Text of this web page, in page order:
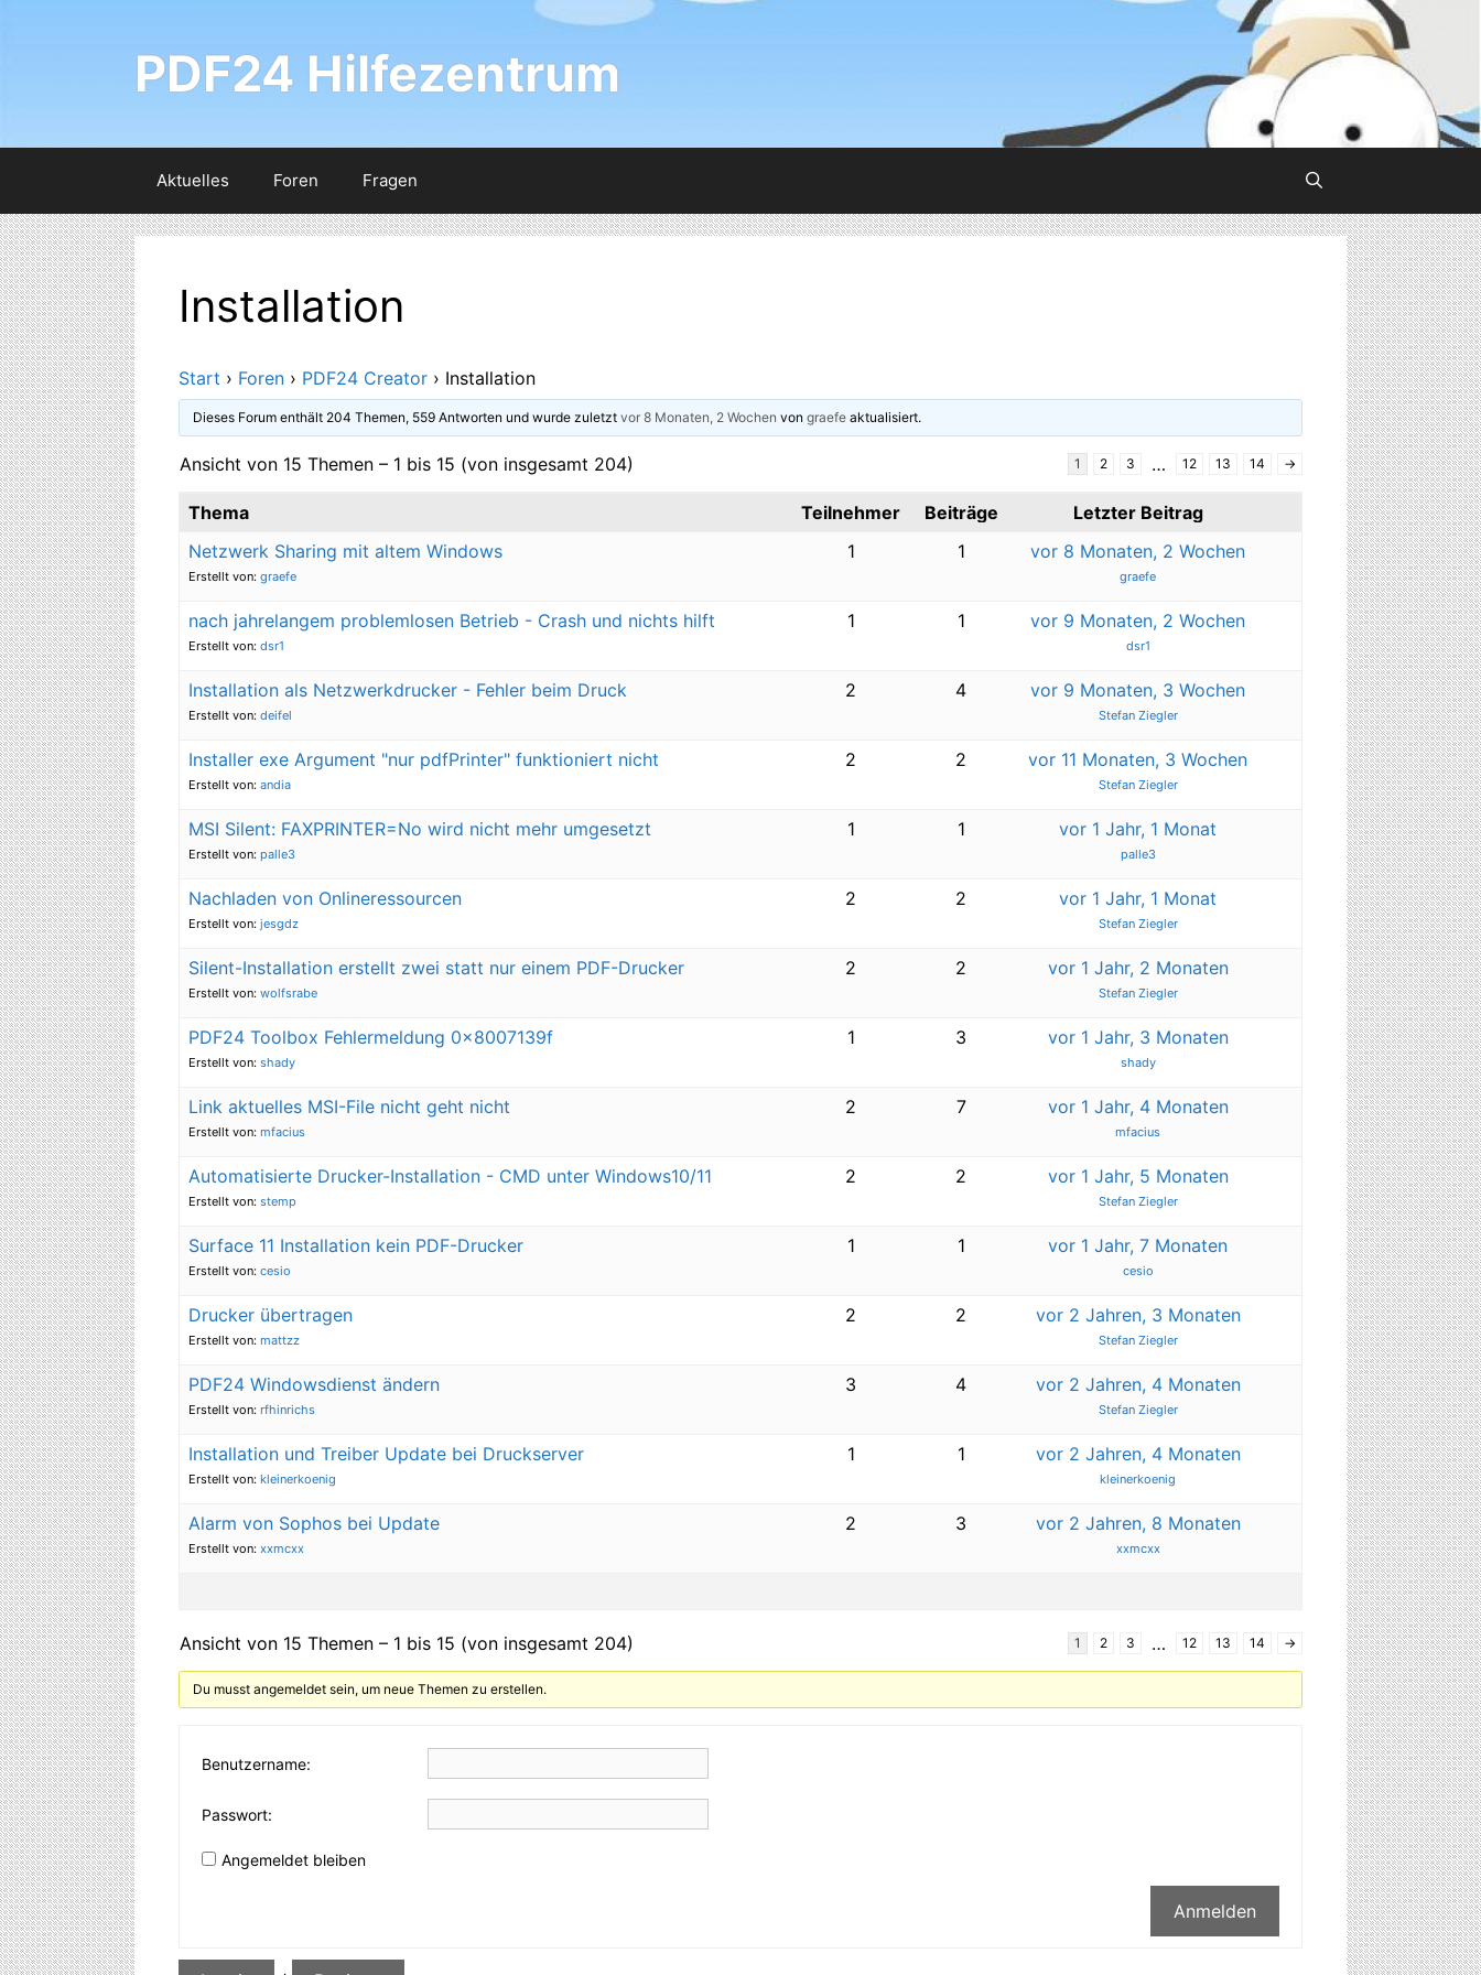
PDF24 Hilfezentrum
Aktuelles Foren Fragen
Installation
Start › Foren › PDF24 Creator › Installation
Dieses Forum enthält 204 Themen, 559 Antworten und wurde zuletzt vor 8 Monaten, 2 Wochen von graefeaktualisiert.
Ansicht von 15 Themen – 1 bis 15 (von insgesamt 204) 1 2 3 … 12 13 14 →
Thema Teilnehmer Beiträge
Letzter Beitrag
Netzwerk Sharing mit altem Windows
Erstellt von: graefe
1 1 vor 8 Monaten, 2 Wochen
graefe
nach jahrelangem problemlosen Betrieb - Crash und nichts hilft
Erstellt von: dsr1
1 1 vor 9 Monaten, 2 Wochen
dsr1
Installation als Netzwerkdrucker - Fehler beim Druck
Erstellt von: deifel
2 4 vor 9 Monaten, 3 Wochen
Stefan Ziegler
Installer exe Argument "nur pdfPrinter" funktioniert nicht
Erstellt von: andia
2 2 vor 11 Monaten, 3 Wochen
Stefan Ziegler
MSI Silent: FAXPRINTER=No wird nicht mehr umgesetzt
Erstellt von: palle3
1 1 vor 1 Jahr, 1 Monat
palle3
Nachladen von Onlineressourcen
Erstellt von: jesgdz
2 2 vor 1 Jahr, 1 Monat
Stefan Ziegler
Silent-Installation erstellt zwei statt nur einem PDF-Drucker
Erstellt von: wolfsrabe
2 2 vor 1 Jahr, 2 Monaten
Stefan Ziegler
PDF24 Toolbox Fehlermeldung 0x8007139f
Erstellt von: shady
1 3 vor 1 Jahr, 3 Monaten
shady
Link aktuelles MSI-File nicht geht nicht
Erstellt von: mfacius
2 7 vor 1 Jahr, 4 Monaten
mfacius
Automatisierte Drucker-Installation - CMD unter Windows10/11
Erstellt von: stemp
2 2 vor 1 Jahr, 5 Monaten
Stefan Ziegler
Surface 11 Installation kein PDF-Drucker
Erstellt von: cesio
1 1 vor 1 Jahr, 7 Monaten
cesio
Drucker übertragen
Erstellt von: mattzz
2 2 vor 2 Jahren, 3 Monaten
Stefan Ziegler
PDF24 Windowsdienst ändern
Erstellt von: rfhinrichs
3 4 vor 2 Jahren, 4 Monaten
Stefan Ziegler
Installation und Treiber Update bei Druckserver
Erstellt von: kleinerkoenig
1 1 vor 2 Jahren, 4 Monaten
kleinerkoenig
Alarm von Sophos bei Update
Erstellt von: xxmcxx
2 3 vor 2 Jahren, 8 Monaten
xxmcxx
Ansicht von 15 Themen – 1 bis 15 (von insgesamt 204) 1 2 3 … 12 13 14 →
Du musst angemeldet sein, um neue Themen zu erstellen.
Benutzername:
Passwort:
Angemeldet bleiben
Anmelden